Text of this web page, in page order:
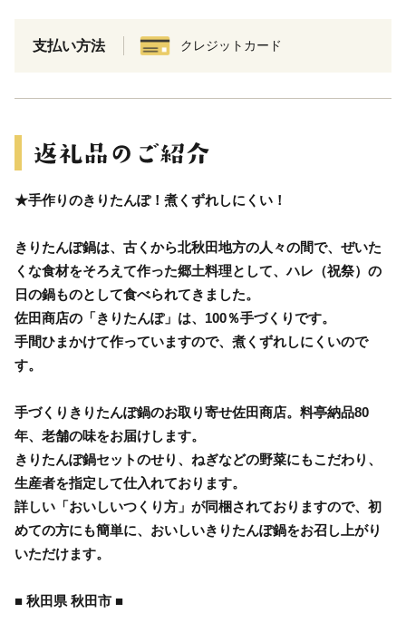
支払い方法 クレジットカード
★手作りのきりたんぽ！煮くずれしにくい！
きりたんぽ鍋は、古くから北秋田地方の人々の間で、ぜいた
くな食材をそろえて作った郷土料理として、ハレ（祝祭）の
日の鍋ものとして食べられてきました。
佐田商店の「きりたんぽ」は、100％手づくりです。
手間ひまかけて作っていますので、煮くずれしにくいので
す。
手づくりきりたんぽ鍋のお取り寄せ佐田商店。料亭納品80
年、老舗の味をお届けします。
きりたんぽ鍋セットのせり、ねぎなどの野菜にもこだわり、
生産者を指定して仕入れております。
詳しい「おいしいつくり方」が同梱されておりますので、初
めての方にも簡単に、おいしいきりたんぽ鍋をお召し上がり
いただけます。
■ 秋田県 秋田市 ■